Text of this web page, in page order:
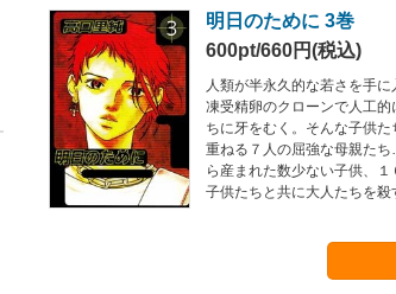
明日のために 3巻
600pt/660円(税込)
人類が半永久的な若さを手
凍受精卵のクローンで人工
ちに牙をむく。そんな子供
重ねる７人の屈強な母親た
ら産まれた数少ない子供、
子供たちと共に大人たちを殺